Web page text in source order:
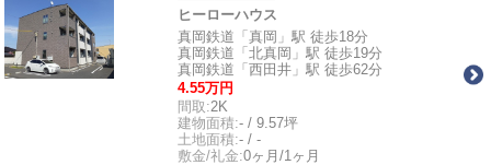
ヒーローハウス
真岡鉄道「真岡」駅 徒歩18分
真岡鉄道「北真岡」駅 徒歩19分
真岡鉄道「西田井」駅 徒歩62分
4.55万円
間取:2K
建物面積:- / 9.57坪
土地面積:- / -
敷金/礼金:0ヶ月/1ヶ月